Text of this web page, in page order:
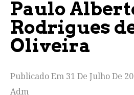
Paulo
Rodrigues
Oliveira
Publicado Em 31 De Julho De
Adm